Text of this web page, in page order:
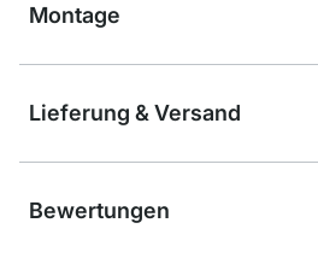
Montage
Lieferung & Versand
Bewertungen